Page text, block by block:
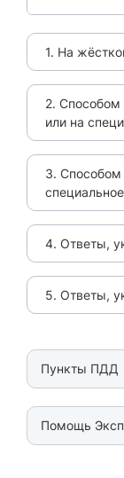
1. На
2. Способом
или на
3. Способом
4. Ответы,
5. Ответы,
Пункты ПДД
Помощь